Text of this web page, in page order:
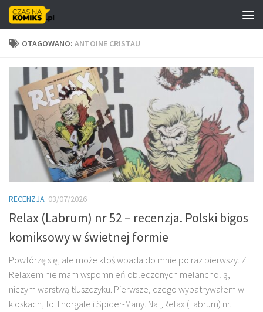
Skip to content
OTAGOWANO: ANTOINE CRISTAU
RECENZJA 03/07/2026
Relax (Labrum) nr 52 – recenzja. Polski bigos
komiksowy w świetnej formie
Powtórzę się, ale może ktoś wpada do mnie po raz pierwszy. Z
Relaxem nie mam wspomnień obleczonych melancholią,
niczym warstwą tłuszczyku. Pierwsze, czego wypatrywałem w
kioskach, to Thorgale i Spider-Many. Na „Relax (Labrum) nr...